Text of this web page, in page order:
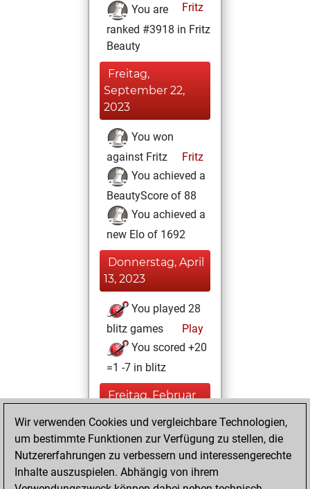
Fritz
You are
ranked #3918 in Fritz
Beauty
Freitag,
September 22,
2023
You won
against Fritz
Fritz
You achieved a
BeautyScore of 88
You achieved a
new Elo of 1692
Donnerstag, April
13, 2023
You played 28
blitz games
Play
You scored +20
=1 -7 in blitz
Freitag, Februar
You played 84
slow games
Play
You scored +70
Wir verwenden Cookies und vergleichbare Technologien,
um bestimmte Funktionen zur Verfügung zu stellen, die
Nutzererfahrungen zu verbessern und interessengerechte
Inhalte auszuspielen. Abhängig von ihrem